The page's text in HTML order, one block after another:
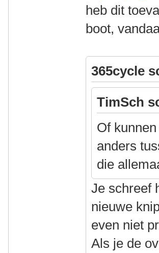
heb dit
boot,
365cycle
TimSch
Of
anders
die
Je schreef
nieuwe
even niet
Als je de